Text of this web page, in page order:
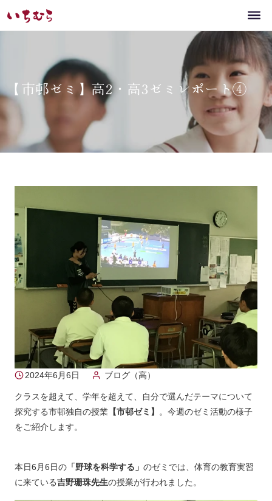
【市邨ゼミ】高2・高3ゼミレポート④
2024年6月6日 ブログ（高）
クラスを超えて、学年を超えて、自分で選んだテーマについて
探究する市邨独自の授業 【市邨ゼミ】 。今週のゼミ活動の様子
をご紹介します。
本日6月6日の 「野球を科学する」 のゼミでは、体育の教育実習
に来ている吉野珊珠先生の授業が行われました。